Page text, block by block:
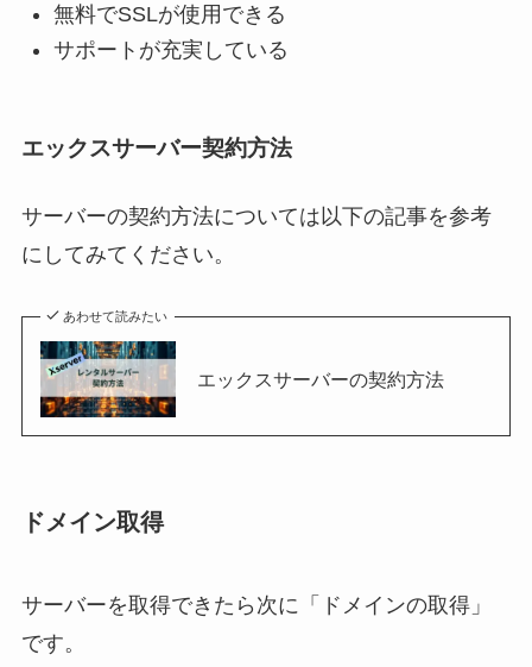
無料でSSLが使用できる
サポートが充実している
エックスサーバー契約方法
サーバーの契約方法については以下の記事を参考
にしてみてください。
あわせて読みたい
エックスサーバーの契約方法
ドメイン取得
サーバーを取得できたら次に「ドメインの取得」
です。